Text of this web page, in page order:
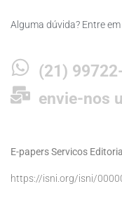
Alguma dúvida? Entre
(21)
envie-nos
E-papers Servicos
https://isni.org/isni/